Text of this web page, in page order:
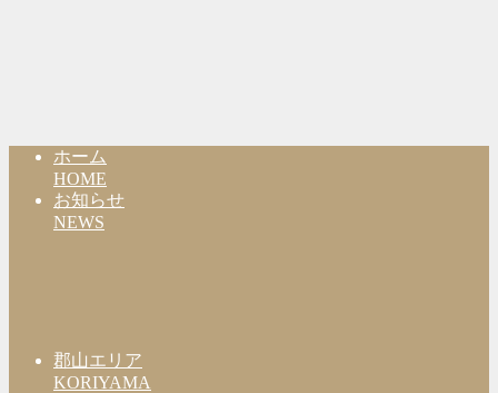
ホーム
HOME
お知らせ
NEWS
郡山エリア
KORIYAMA